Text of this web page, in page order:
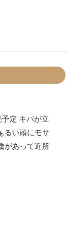
定 キバが立
るい頭にモサ
があって近所